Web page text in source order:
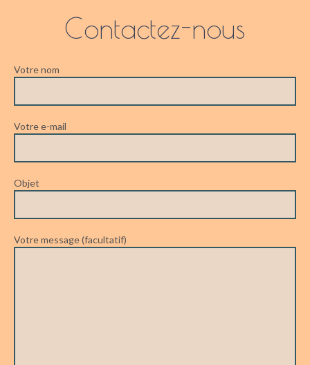
Contactez-nous
Votre nom
Votre e-mail
Objet
Votre message (facultatif)